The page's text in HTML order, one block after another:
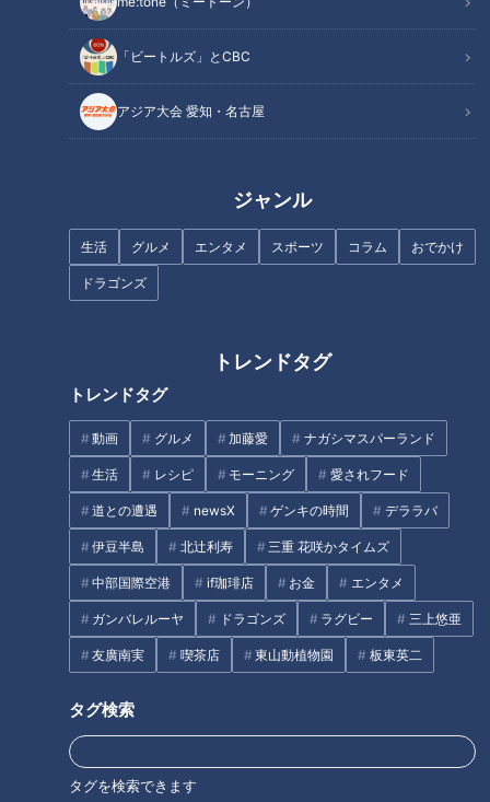
「ビートルズ」とCBC
アジア大会 愛知・名古屋
ジャンル
生活 グルメ エンタメ スポーツ コラム おでかけ
ドラゴンズ
トレンドタグ
トレンドタグ
動画 グルメ 加藤愛 ナガシマスパーランド
生活 レシピ モーニング 愛されフード
道との遭遇 newsX ゲンキの時間 デララバ
伊豆半島 北辻利寿 三重 花咲かタイムズ
中部国際空港 if珈琲店 お金 エンタメ
ガンバレルーヤ ドラゴンズ ラグビー 三上悠亜
友廣南実 喫茶店 東山動植物園 板東英二
タグ検索
タグを検索できます
『僕とクリスとお義父さん』安
田顕（スジナシ）
『星がきれいだ』浅野和之（ス
ジナシ）
（スジナシ）
『却下さん』野間口徹 （スジ
ナシ）
『おまめ』光浦靖子（スジナ
ジナシ）
タグ
エンタメ スジナシ 中山秀征 笑福亭鶴瓶
番組紹介
鶴瓶のスジナシ
「鶴瓶のスジナシ」動画
笑福亭鶴瓶とゲストがその日に知らされるセットの中で、台本（＝
スジ）ナシ・打合せナシ・ＮＧナシのぶっつけ本番で“即興ドラ
マ”を演じるバラエティ番組「スジナシ」。1998年にCBCテレビで
放送を開始し、2011年からは番組名を「鶴瓶のスジナシ」に。進